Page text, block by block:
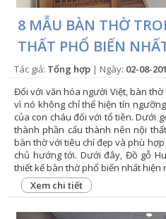
8 MẪU BÀN THỜ
THẤT PHỔ BIẾN
Tác giả: Tổng hợp | Ngày: 02-08-
Đối với văn hóa người Việt, bàn
vì nó không chỉ thể hiện tín
của con cháu đối với tổ tiên. Dưới
thành phần cấu thành nên nội
bàn thờ với tiêu chí đẹp và phù
chủ hướng tới. Dưới đây, Đồ gỗ
thiết kế bàn thờ phổ biến nhất hiện
Xem chi tiết